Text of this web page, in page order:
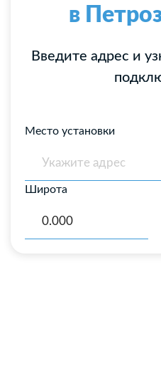
в
Введите адрес и
Место установки
Широта